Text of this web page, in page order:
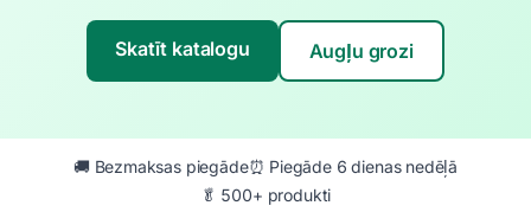
Skatīt katalogu Augļu grozi
🚚 Bezmaksas piegāde⏰ Piegāde 6 dienas nedēļā
🥬 500+ produkti